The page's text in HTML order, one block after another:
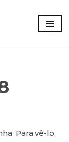
Para vê-lo,